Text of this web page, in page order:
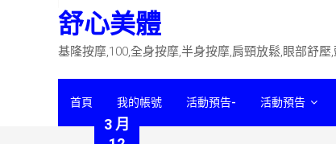
舒心美體
基隆按摩,100,全身按摩,半身按摩,肩頸放鬆,眼部舒壓
首頁 我的帳號 活動預告- 活動預告
3 月